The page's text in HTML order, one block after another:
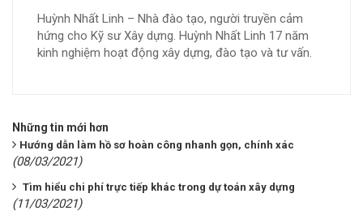
Huỳnh Nhất Linh – Nhà đào tạo, người truyền cảm
hứng cho Kỹ sư Xây dựng. Huỳnh Nhất Linh 17 năm
kinh nghiệm hoạt động xây dựng, đào tạo và tư vấn.
Những tin mới hơn
​​​​​​​Hướng dẫn làm hồ sơ hoàn công nhanh gọn, chính xác
(08/03/2021)
Tìm hiểu chi phí trực tiếp khác trong dự toán xây dựng
(11/03/2021)